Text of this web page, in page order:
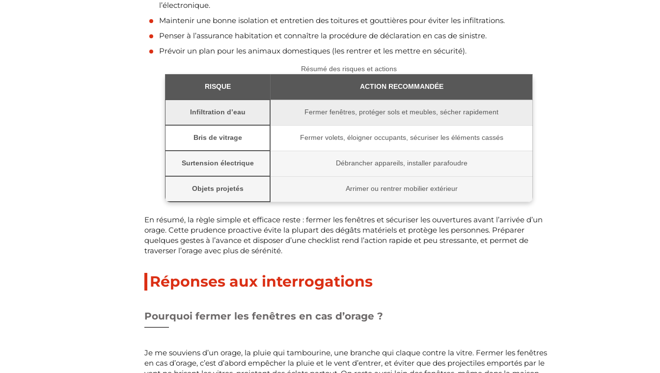
l’électronique.
Maintenir une bonne isolation et entretien des toitures et gouttières pour éviter les infiltrations.
Penser à l’assurance habitation et connaître la procédure de déclaration en cas de sinistre.
Prévoir un plan pour les animaux domestiques (les rentrer et les mettre en sécurité).
Résumé des risques et actions
RISQUE ACTION RECOMMANDÉE
Infiltration d’eau Fermer fenêtres, protéger sols et meubles, sécher rapidement
Bris de vitrage Fermer volets, éloigner occupants, sécuriser les éléments cassés
Surtension électrique Débrancher appareils, installer parafoudre
Objets projetés Arrimer ou rentrer mobilier extérieur
En résumé, la règle simple et efficace reste : fermer les fenêtres et sécuriser les ouvertures avant l’arrivée d’un
orage. Cette prudence proactive évite la plupart des dégâts matériels et protège les personnes. Préparer
quelques gestes à l’avance et disposer d’une checklist rend l’action rapide et peu stressante, et permet de
traverser l’orage avec plus de sérénité.
Réponses aux interrogations
Pourquoi fermer les fenêtres en cas d’orage ?
Je me souviens d’un orage, la pluie qui tambourine, une branche qui claque contre la vitre. Fermer les fenêtres
en cas d’orage, c’est d’abord empêcher la pluie et le vent d’entrer, et éviter que des projectiles emportés par le